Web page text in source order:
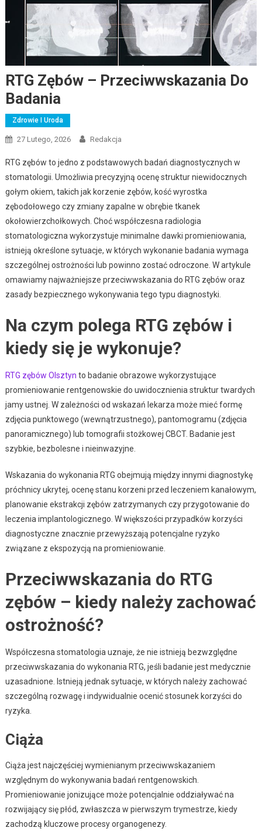
RTG Zębów – Przeciwwskazania Do
Badania
Zdrowie I Uroda
27 Lutego, 2026 Redakcja
RTG zębów to jedno z podstawowych badań diagnostycznych w
stomatologii. Umożliwia precyzyjną ocenę struktur niewidocznych
gołym okiem, takich jak korzenie zębów, kość wyrostka
zębodołowego czy zmiany zapalne w obrębie tkanek
okołowierzchołkowych. Choć współczesna radiologia
stomatologiczna wykorzystuje minimalne dawki promieniowania,
istnieją określone sytuacje, w których wykonanie badania wymaga
szczególnej ostrożności lub powinno zostać odroczone. W artykule
omawiamy najważniejsze przeciwwskazania do RTG zębów oraz
zasady bezpiecznego wykonywania tego typu diagnostyki.
Na czym polega RTG zębów i
kiedy się je wykonuje?
RTG zębów Olsztyn to badanie obrazowe wykorzystujące
promieniowanie rentgenowskie do uwidocznienia struktur twardych
jamy ustnej. W zależności od wskazań lekarza może mieć formę
zdjęcia punktowego (wewnątrzustnego), pantomogramu (zdjęcia
panoramicznego) lub tomografii stożkowej CBCT. Badanie jest
szybkie, bezbolesne i nieinwazyjne.
Wskazania do wykonania RTG obejmują między innymi diagnostykę
próchnicy ukrytej, ocenę stanu korzeni przed leczeniem kanałowym,
planowanie ekstrakcji zębów zatrzymanych czy przygotowanie do
leczenia implantologicznego. W większości przypadków korzyści
diagnostyczne znacznie przewyższają potencjalne ryzyko
związane z ekspozycją na promieniowanie.
Przeciwwskazania do RTG
zębów – kiedy należy zachować
ostrożność?
Współczesna stomatologia uznaje, że nie istnieją bezwzględne
przeciwwskazania do wykonania RTG, jeśli badanie jest medycznie
uzasadnione. Istnieją jednak sytuacje, w których należy zachować
szczególną rozwagę i indywidualnie ocenić stosunek korzyści do
ryzyka.
Ciąża
Ciąża jest najczęściej wymienianym przeciwwskazaniem
względnym do wykonywania badań rentgenowskich.
Promieniowanie jonizujące może potencjalnie oddziaływać na
rozwijający się płód, zwłaszcza w pierwszym trymestrze, kiedy
zachodzą kluczowe procesy organogenezy.